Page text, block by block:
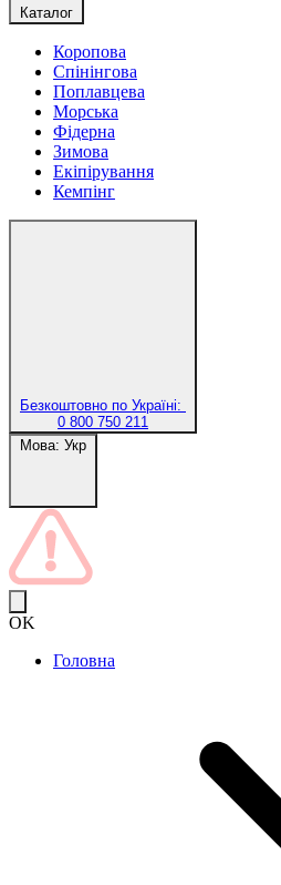
Каталог
Коропова
Спінінгова
Поплавцева
Морська
Фідерна
Зимова
Екіпірування
Кемпінг
Безкоштовно по Україні:
0 800 750 211
Мова: Укр
OK
Головна